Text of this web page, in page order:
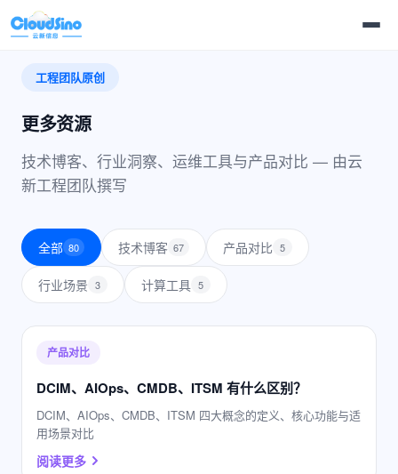
工程团队原创
更多资源
技术博客、行业洞察、运维工具与产品对比 — 由云
新工程团队撰写
全部 80 技术博客 67 产品对比 5
行业场景 3 计算工具 5
产品对比
DCIM、AIOps、CMDB、ITSM 有什么区别？
DCIM、AIOps、CMDB、ITSM 四大概念的定义、核心功能与适
用场景对比
阅读更多